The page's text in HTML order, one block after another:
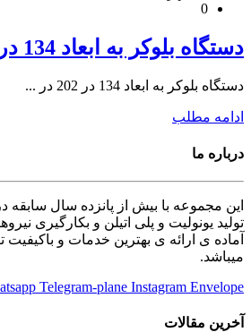
0
دستگاه بلوکر به ابعاد 134 در 202 در102
دستگاه بلوکر به ابعاد 134 در 202 در ...
ادامه مطلب
درباره ما
این مجموعه با بیش از پانزده سال
تولید یونولیت و پلی اتیلن و بکارگیری
آماده ی ارائه ی بهترین خدمات و
میباشد.
Telegram-plane Instagram Envelope
آخرین مقالات